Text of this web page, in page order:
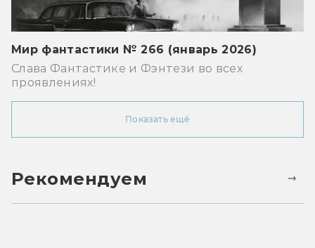
Мир фантастики № 266 (январь 2026)
Слава Фантастике и Фэнтези во всех
проявлениях!
Показать ещё
Рекомендуем